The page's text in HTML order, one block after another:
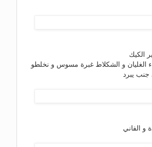
الغليان و الشكلاط غبرة مسوس و نخلطو
جنب يبرد
و الفاني